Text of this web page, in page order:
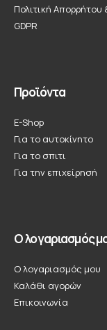
Πολιτική
GDPR
Προϊόντα
E-Shop
Για το αυτοκίνητο
Για το σπιτι
Για την επιχείρησή
Ο λογαριασμός
Ο λογαριασμός μου
Καλάθι αγορών
Επικοινωνία